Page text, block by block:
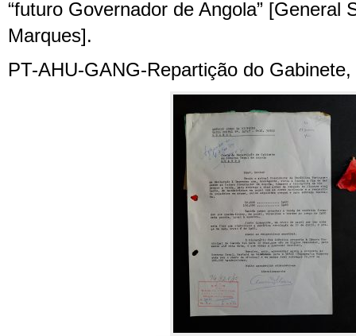
“futuro Governador de Angola” [General
Marques].
PT-AHU-GANG-Repartição do